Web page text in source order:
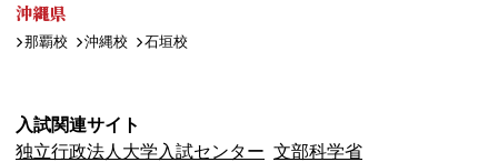
沖縄県
那覇校 沖縄校 石垣校
入試関連サイト
独立行政法人大学入試センター 文部科学省